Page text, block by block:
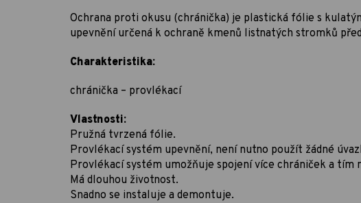
Ochrana proti okusu (chránička) je plastická fólie s
upevnění určená k ochraně kmenů listnatých stromků
Charakteristika:
chránička – provlékací
Vlastnosti:
Pružná tvrzená fólie.
Provlékací systém upevnění, není nutno použít žádné
Provlékací systém umožňuje spojení více chrániček a
Má dlouhou životnost.
Snadno se instaluje a demontuje.